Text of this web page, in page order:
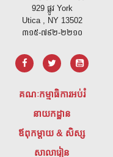
929 ផ្លូវ York
Utica , NY 13502
៣១៥-៧៩២-២២១០
គណៈកម្មាធិការអប់រំ
នាយកដ្ឋាន
ឪពុកម្តាយ & សិស្ស
សាលារៀន